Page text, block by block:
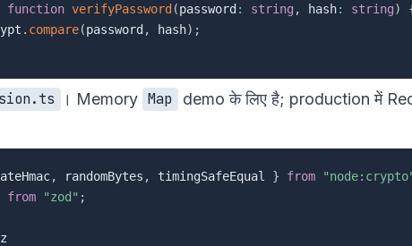
function verifyPassword(password: string , hash: string)
. compare(password, hash) ;
। Memory Map
demo के लिए है; production में
, randomBytes , timingSafeEqual } from
from "zod" ;
z